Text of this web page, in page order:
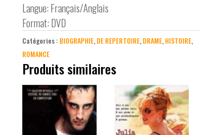
Langue: Français/Anglais
Format: DVD
Catégories : BIOGRAPHIE,DE REPERTOIRE,DRAME,HISTOIRE,
ROMANCE
Produits similaires